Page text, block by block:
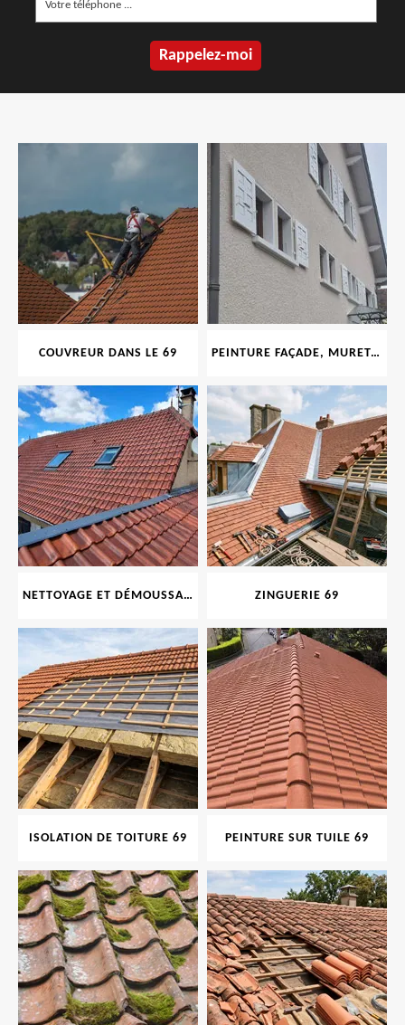
COUVREUR DANS LE 69 PEINTURE FAÇADE, MURET, TOITURE, BOISERIE, FERRONERIE, GOUTTIÈRE 69
NETTOYAGE ET DÉMOUSSAGE DE TOITURE ET FAÇADE 69 ZINGUERIE 69
ISOLATION DE TOITURE 69 PEINTURE SUR TUILE 69